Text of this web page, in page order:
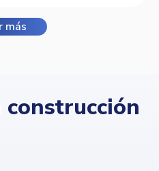
más
construcción